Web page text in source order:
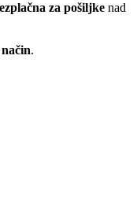
za pošiljke nad
način.